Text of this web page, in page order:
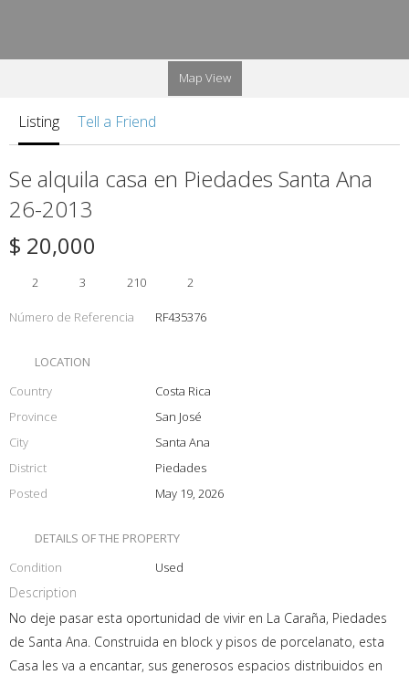
Map View
Listing Tell a Friend
Se alquila casa en Piedades Santa Ana
26-2013
$ 20,000
2 3 210 2
Número de Referencia RF435376
LOCATION
Country
Costa Rica
Province
San José
City
Santa Ana
District
Piedades
Posted
May 19, 2026
DETAILS OF THE PROPERTY
Condition
Used
Description
No deje pasar esta oportunidad de vivir en La Caraña, Piedades
de Santa Ana. Construida en block y pisos de porcelanato, esta
Casa les va a encantar, sus generosos espacios distribuidos en